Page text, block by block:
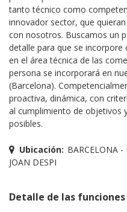
tanto técnico como
innovador sector, que
con nosotros. Buscamos un
detalle para que se
en el área técnica de las
persona se incorporará en
(Barcelona).
proactiva, dinámica, con
al cumplimiento de objetivos
posibles.
Ubicación: BARCELONA
JOAN DESPI
Detalle de las